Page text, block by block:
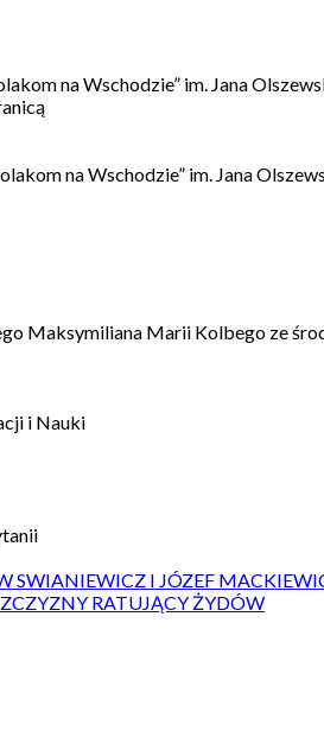
na Wschodzie” im. Jana
na Wschodzie” im. Jana
Maksymiliana Marii Kolbego ze
i Nauki
SWIANIEWICZ I JÓZEF
RATUJĄCY ŻYDÓW